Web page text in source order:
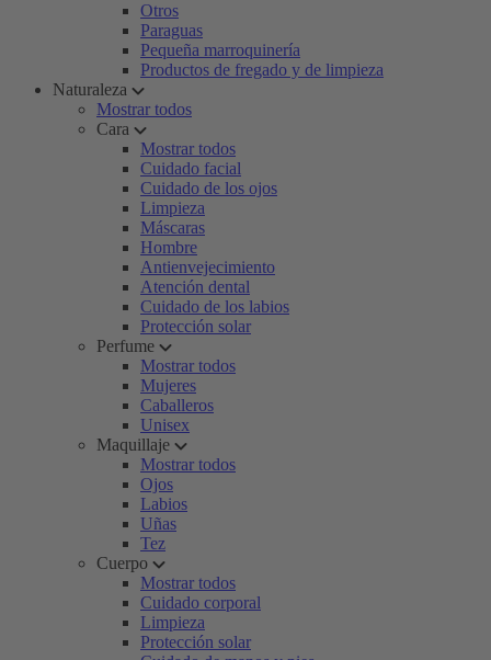
Otros
Paraguas
Pequeña marroquinería
Productos de fregado y de limpieza
Naturaleza
Mostrar todos
Cara
Mostrar todos
Cuidado facial
Cuidado de los ojos
Limpieza
Máscaras
Hombre
Antienvejecimiento
Atención dental
Cuidado de los labios
Protección solar
Perfume
Mostrar todos
Mujeres
Caballeros
Unisex
Maquillaje
Mostrar todos
Ojos
Labios
Uñas
Tez
Cuerpo
Mostrar todos
Cuidado corporal
Limpieza
Protección solar